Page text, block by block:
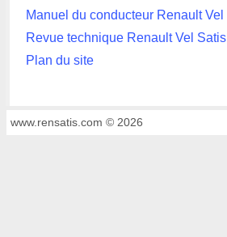
Manuel du conducteur Renault Vel
Revue technique Renault Vel Satis
Plan du site
www.rensatis.com © 2026